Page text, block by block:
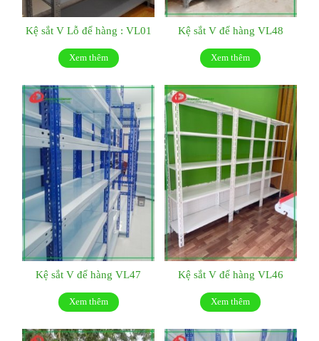
Kệ sắt V Lỗ để hàng : VL01
Xem thêm
Kệ sắt V để hàng VL48
Xem thêm
Kệ sắt V để hàng VL47
Xem thêm
Kệ sắt V để hàng VL46
Xem thêm